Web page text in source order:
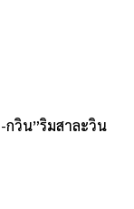
กวิน”ริมสาละวิน